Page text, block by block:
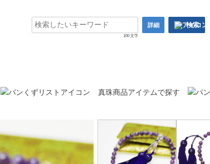
100 文字
詳細 検索
真珠商品アイテムで探す